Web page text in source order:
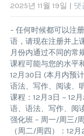
2025년 11월 19일 | 댓
– 任何时候都可以注
语，请现在注册并上
月份内通过不同的常
课程可能与您的水平
12月30日 (本月内预
语法、写作、阅读、
课程：12月3日 ~ 12
语、语法、写作、阅
强化班 – 周一/周三/
（周二/周四）：12